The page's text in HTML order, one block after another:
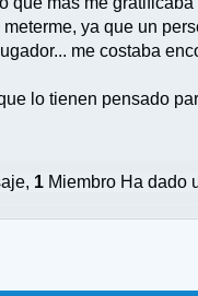
ya que un
me costaba
lo tienen pensado
1 Miembro Ha dado